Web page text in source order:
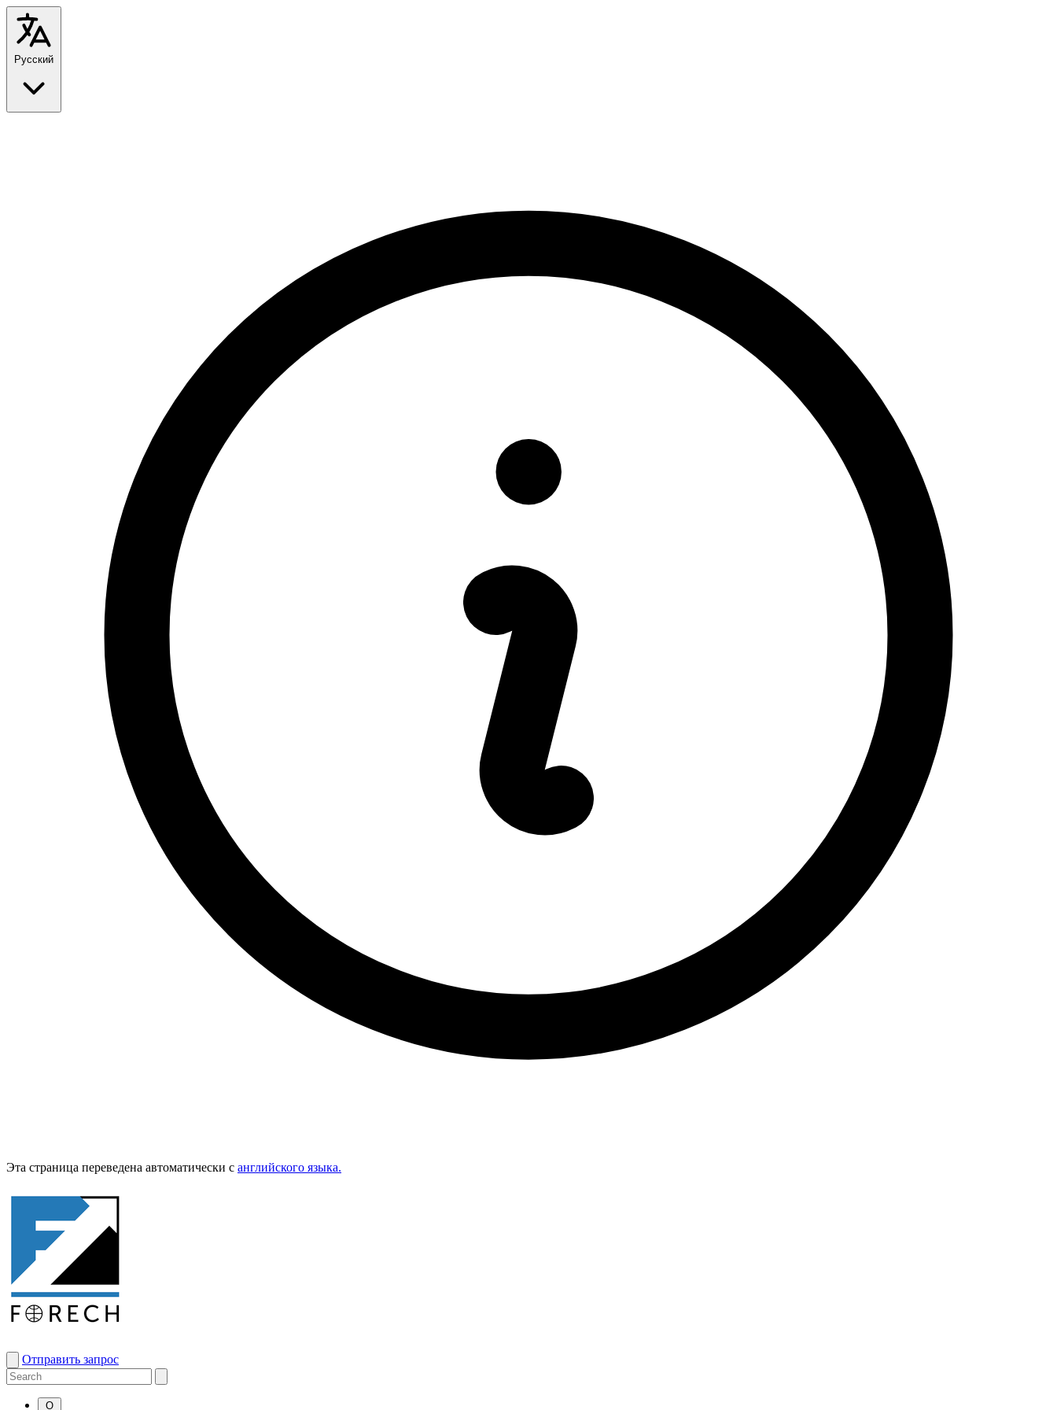
Эта страница переведена автоматически с английского языка.
Отправить запрос